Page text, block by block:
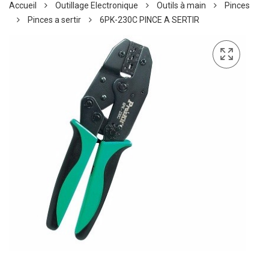
Accueil Outillage Electronique Outils à main
Pinces
Pinces a sertir
6PK-230C PINCE A SERTIR